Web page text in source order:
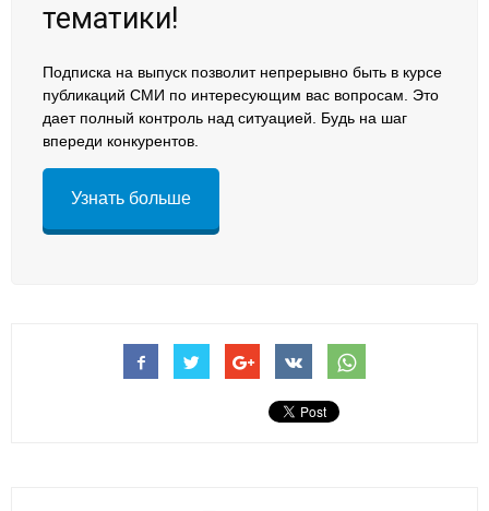
тематики!
Подписка на выпуск позволит непрерывно быть в курсе
публикаций СМИ по интересующим вас вопросам. Это
дает полный контроль над ситуацией. Будь на шаг
впереди конкурентов.
Узнать больше